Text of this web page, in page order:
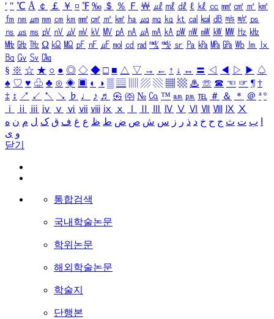
′ ″ ℃ Å ￠ ￡ ￥ ¤ ℉ ‰ ＄ ％ Ｆ ￦ ㎕ ㎖ ㎗ ℓ ㎘ ㏄ ㎣ ㎤ ㎥ ㎦
㎙ ㎚ ㎛ ㎜ ㎝ ㎞ ㎟ ㎠ ㎡ ㎢ ㏊ ㎍ ㎎ ㎏ ㏏ ㎈ ㎉ ㏈ ㎧ ㎨ ㎰
㎱ ㎲ ㎳ ㎴ ㎵ ㎶ ㎷ ㎸ ㎹ ㎀ ㎁ ㎂ ㎃ ㎄ ㎺ ㎻ ㎽ ㎾ ㎿ ㎐ ㎑
㎒ ㎓ ㎔ Ω ㏀ ㏁ ㎊ ㎋ ㎌ ㏖ ㏅ ㎭ ㎮ ㎯ ㏛ ㎩ ㎪ ㎫ ㎬ ㏝ ㏐
㏓
㏃ ㏉ ㏜ ㏆
§ ※ ☆ ★ ○ ● ◎ ◇ ◆ □ ■ △ ▽ → ← ↑ ↓ ↔ 〓 ◁ ◀ ▷ ▶ ♤
♠ ♡ ♥ ♧ ♣ ⊙ ◈ ▣ ◐ ◑ ▒ ▤ ▨ ▧ ▦ ▩ ♨ ☏ ☎ ☜ ☞ ¶ †
‡ ↕ ↗ ↙ ↖ ↘ ♭ ♩ ♪ ♬ ㉿ ㈜ № ㏇ ™ ㏂ ㏘ ℡ ＃ ＆ ＊ ＠ ª º
ⅰ
ⅱ ⅲ ⅳ ⅴ ⅵ ⅶ ⅷ ⅸ ⅹ Ⅳ Ⅴ Ⅵ Ⅶ Ⅷ Ⅸ Ⅹ
ب ت ث ج ح خ د ذ ر ز س ش ص ض ط ظ ع غ ف ق ک ل م ن ه
و ی
닫기
통합검색
국내학술논문
학위논문
해외학술논문
학술지
단행본